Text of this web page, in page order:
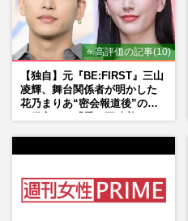
⭐ 高評価の記事(10)
【独自】元『BE:FIRST』三山
凌輝、舞台関係者が明かした
花乃まりあ“密会報道後”の呆